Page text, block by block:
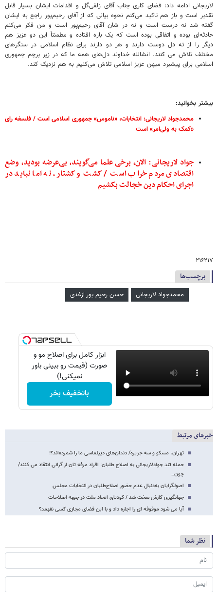
لاریجانی ادامه داد: فضای کاری جناب آقای زلفی‌گل و اقدامات ایشان بسیار قابل
تقدیر است و باز هم تاکید می‌کنم نحوه بیانی که از آقای رحیم‌پور راجع به ایشان
گفته شد نه درست است و نه در شان آقای رحیم‌پور است و من فکر می‌کنم
حادثه‌ای بوده و اتفاقی بوده است که یک باره افتاده و مطمئناً این دو عزیز هم
دیگر را از ته دل دوست دارند و هر دو دارند برای نظام اسلامی در سنگرهای
مختلف تلاش می کنند. انشالله خداوند دل‌های همه ما که در زیر پرچم جمهوری
اسلامی برای پیشبرد میهن عزیز اسلامی تلاش می‌کنیم به هم نزدیک کند.
بیشتر بخوانید:
محمدجواد لاریجانی: انتخابات، «ناموس» جمهوری اسلامی است / فلسفه رای
«کمک به ولی‌امر» است
جواد لاریجانی: الان، برخی علما می‌گویند، بی‌عرضه بودید، وضع
اقتصادی مردم خراب است / کشت و کشتار، نه اما نباید در
اجرای احکام دین خجالت بکشیم
۲۱۶۲۱۷
برچسب‌ها
محمدجواد لاریجانی حسن رحیم پور ازغدی
ابزار کامل برای اصلاح مو و
صورت (قیمت رو ببینی باور
نمیکنی!)
باتخفیف بخر
خبرهای مرتبط
تهران، مسکو و سه جزیره/ دندان‌های دیپلماسی ما را شمرده‌اند؟!
حمله تند جوادلاریجانی به اصلاح طلبان: افراد مرفه تان از گرانی انتقاد می کنند/
چون…
اصولگرایان به‌دنبال عدم حضور اصلاح‌طلبان در انتخابات مجلس
جهانگیری کارش سخت شد / کودتای اتحاد ملت در جبهه اصلاحات
آیا می شود موقوفه ای را اجاره داد و با این فضای مجازی کسی نفهمد؟
نظر شما